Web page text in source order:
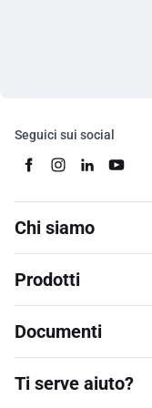
Seguici sui social
Chi siamo
Prodotti
Documenti
Ti serve aiuto?